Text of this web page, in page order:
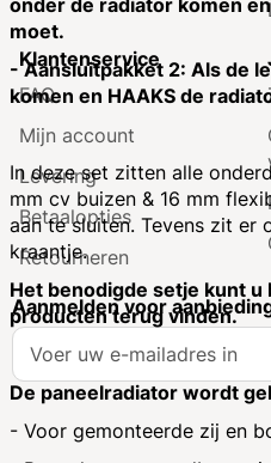
onder de radiator komen
moet.
- Aansluitpakket 2: Als de
komen en HAAKS de
In deze set zitten alle
mm cv buizen & 16 mm
aan te sluiten. Tevens zit er
kraantje.
Het benodigde setje kunt u
producten terug vinden.
De paneelradiator wordt
- Voor gemonteerde zij en
Klantenservice
FAQ
Mijn account
Levering
Betaalopties
Retourneren
Aanmelden voor
A
o